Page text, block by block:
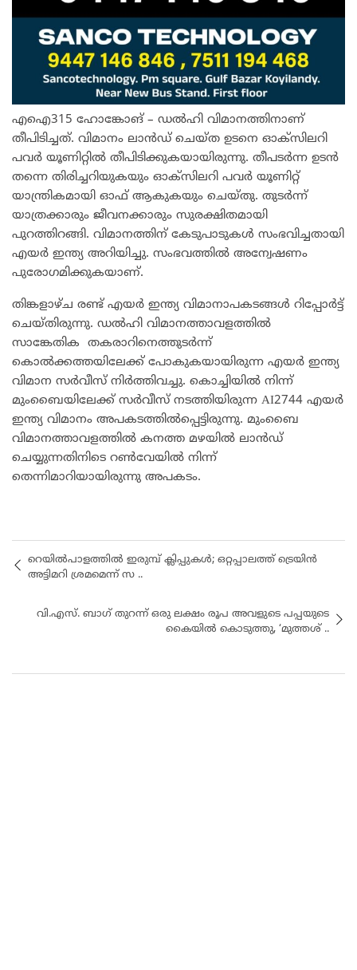
എഐ315 ഹോങ്കോങ് – ഡൽഹി വിമാനത്തിനാണ്
തീപിടിച്ചത്. വിമാനം ലാൻഡ് ചെയ്ത ഉടനെ ഓക്സിലറി
പവർ യൂണിറ്റിൽ തീപിടിക്കുകയായിരുന്നു. തീപടർന്ന ഉടൻ
തന്നെ തിരിച്ചറിയുകയും ഓക്സിലറി പവർ യൂണിറ്റ്
യാന്ത്രികമായി ഓഫ് ആകുകയും ചെയ്തു. തുടർന്ന്
യാത്രക്കാരും ജീവനക്കാരും സുരക്ഷിതമായി
പുറത്തിറങ്ങി. വിമാനത്തിന് കേടുപാടുകൾ സംഭവിച്ചതായി
എയർ ഇന്ത്യ അറിയിച്ചു. സംഭവത്തിൽ അന്വേഷണം
പുരോ​ഗമിക്കുകയാണ്.
തിങ്കളാഴ്ച രണ്ട് എയർ ഇന്ത്യ വിമാനാപകടങ്ങൾ റിപ്പോർട്ട്
ചെയ്തിരുന്നു. ഡൽഹി വിമാനത്താവളത്തിൽ
സാങ്കേതിക തകരാറിനെത്തുടർന്ന്
കൊൽക്കത്തയിലേക്ക് പോകുകയായിരുന്ന എയർ ഇന്ത്യ
വിമാന സർവീസ് നിർത്തിവച്ചു. കൊച്ചിയിൽ നിന്ന്
മുംബൈയിലേക്ക് സർവീസ് നടത്തിയിരുന്ന AI2744 എയർ
ഇന്ത്യ വിമാനം അപകടത്തിൽപ്പെട്ടിരുന്നു. മുംബൈ
വിമാനത്താവളത്തിൽ കനത്ത മഴയിൽ ലാൻഡ്
ചെയ്യുന്നതിനിടെ റൺവേയിൽ നിന്ന്
തെന്നിമാറിയായിരുന്നു അപകടം.
റെയിൽപാളത്തിൽ ഇരുമ്പ് ക്ലിപ്പുകൾ; ഒറ്റപ്പാലത്ത് ട്രെയിൻ
അട്ടിമറി ശ്രമമെന്ന് സ ..
വി.എസ്. ബാഗ് തുറന്ന് ഒരു ലക്ഷം രൂപ അവളുടെ പപ്പയുടെ
കൈയില്‍ കൊടുത്തു, ‘മുത്തശ് ..